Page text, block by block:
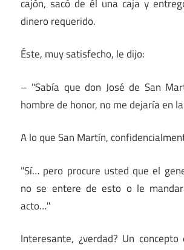
cajón, sacó de él una caja y
dinero requerido.
Éste, muy satisfecho, le dijo:
– "Sabía que don José de San
hombre de honor, no me dejaría en
A lo que San Martín,
"Sí… pero procure usted que el
no se entere de esto o le
acto…"
Interesante, ¿verdad? Un